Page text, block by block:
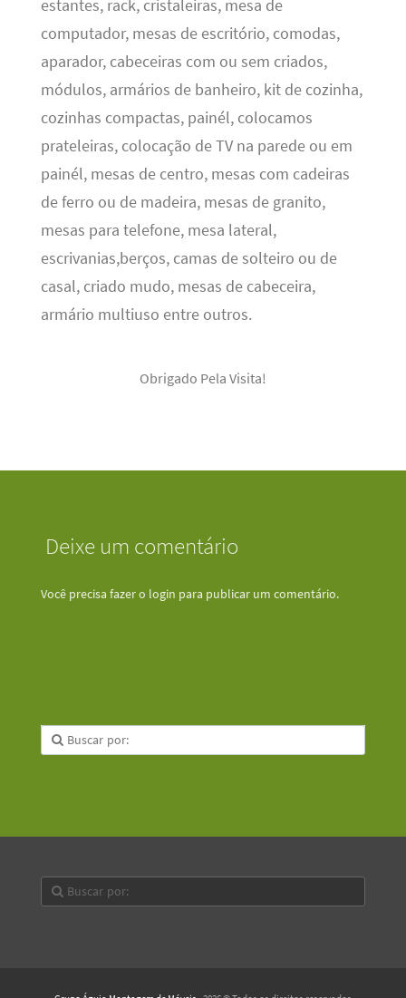
estantes, rack, cristaleiras, mesa de
computador, mesas de escritório, comodas,
aparador, cabeceiras com ou sem criados,
módulos, armários de banheiro, kit de cozinha,
cozinhas compactas, painél, colocamos
prateleiras, colocação de TV na parede ou em
painél, mesas de centro, mesas com cadeiras
de ferro ou de madeira, mesas de granito,
mesas para telefone, mesa lateral,
escrivanias,berços, camas de solteiro ou de
casal, criado mudo, mesas de cabeceira,
armário multiuso entre outros.
Obrigado Pela Visita!
Deixe um comentário
Você precisa fazer o login para publicar um comentário.